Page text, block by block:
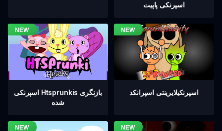
اسپرنکی پاپیت
اسپرنکی Htsprunkis بازنگری
شده
اسپرنکیلایرینتی اسپرانکد